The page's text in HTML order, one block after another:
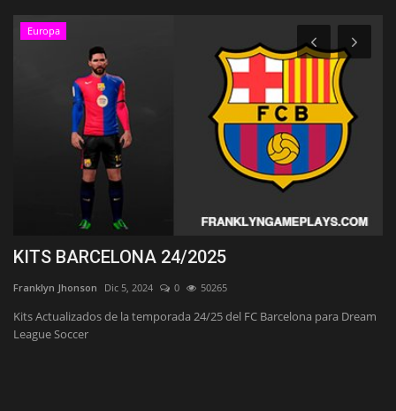
Europa
KITS BARCELONA 24/2025
Franklyn Jhonson Dic 5, 2024 0 50265
Kits Actualizados de la temporada 24/25 del FC Barcelona para Dream
League Soccer